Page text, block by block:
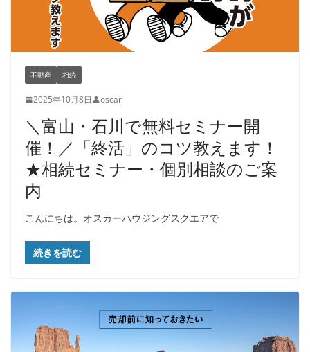
不動産 相続
2025年10月8日 oscar
＼富山・石川で無料セミナー開
催！／「終活」のコツ教えます！
★相続セミナー・個別相談のご案
内
こんにちは。オスカーハウジングスクエアで
続きを読む